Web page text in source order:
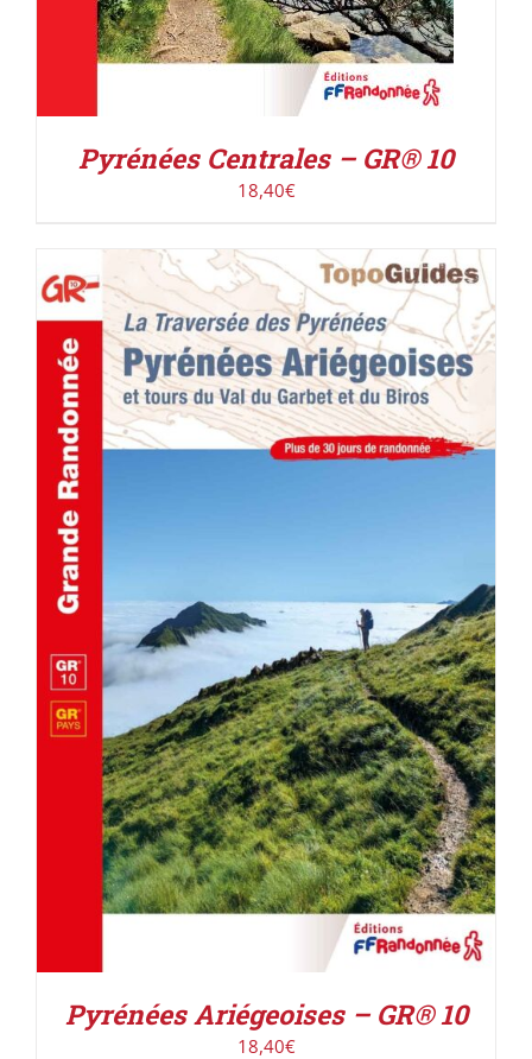
Pyrénées Centrales – GR® 10
18,40€
AJOUTER AU PANIER DÉTAILS
Pyrénées Ariégeoises – GR® 10
18,40€